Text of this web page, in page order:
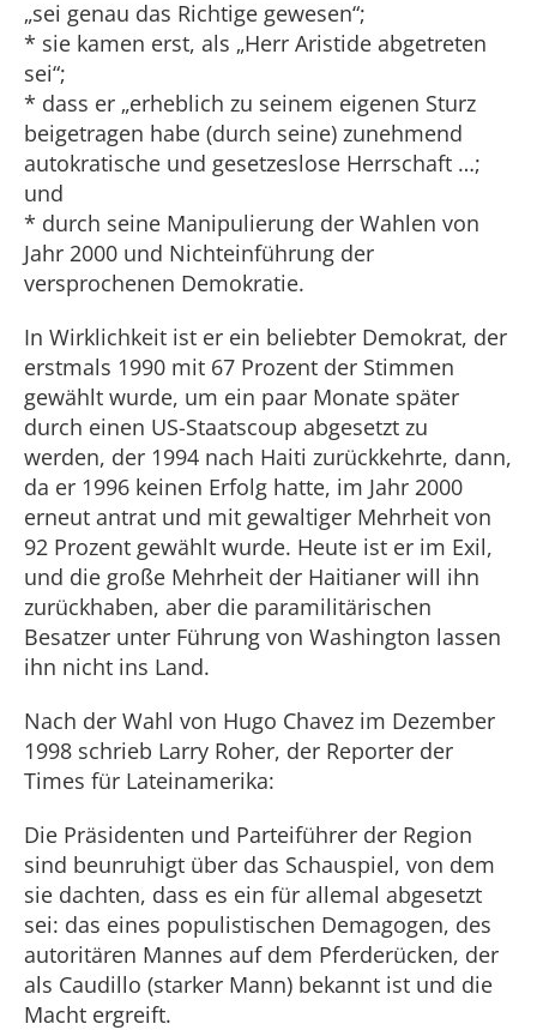
„sei genau das Richtige gewesen“;
* sie kamen erst, als „Herr Aristide abgetreten
sei“;
* dass er „erheblich zu seinem eigenen Sturz
beigetragen habe (durch seine) zunehmend
autokratische und gesetzeslose Herrschaft …;
und
* durch seine Manipulierung der Wahlen von
Jahr 2000 und Nichteinführung der
versprochenen Demokratie.
In Wirklichkeit ist er ein beliebter Demokrat, der
erstmals 1990 mit 67 Prozent der Stimmen
gewählt wurde, um ein paar Monate später
durch einen US-Staatscoup abgesetzt zu
werden, der 1994 nach Haiti zurückkehrte, dann,
da er 1996 keinen Erfolg hatte, im Jahr 2000
erneut antrat und mit gewaltiger Mehrheit von
92 Prozent gewählt wurde. Heute ist er im Exil,
und die große Mehrheit der Haitianer will ihn
zurückhaben, aber die paramilitärischen
Besatzer unter Führung von Washington lassen
ihn nicht ins Land.
Nach der Wahl von Hugo Chavez im Dezember
1998 schrieb Larry Roher, der Reporter der
Times für Lateinamerika:
Die Präsidenten und Parteiführer der Region
sind beunruhigt über das Schauspiel, von dem
sie dachten, dass es ein für allemal abgesetzt
sei: das eines populistischen Demagogen, des
autoritären Mannes auf dem Pferderücken, der
als Caudillo (starker Mann) bekannt ist und die
Macht ergreift.